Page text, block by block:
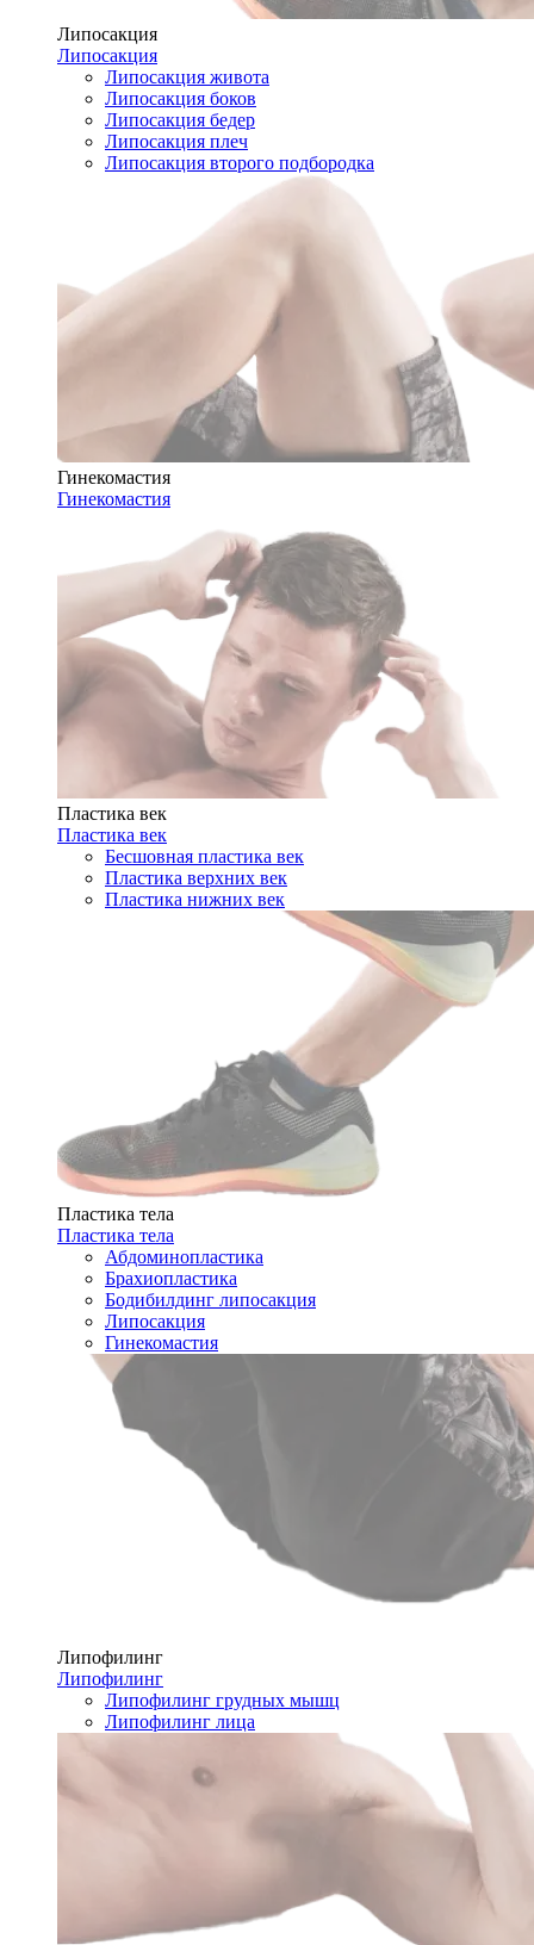
Липосакция
Липосакция
Липосакция живота
Липосакция боков
Липосакция бедер
Липосакция плеч
Липосакция второго подбородка
Гинекомастия
Гинекомастия
Пластика век
Пластика век
Бесшовная пластика век
Пластика верхних век
Пластика нижних век
Пластика тела
Пластика тела
Абдоминопластика
Брахиопластика
Бодибилдинг липосакция
Липосакция
Гинекомастия
Липофилинг
Липофилинг
Липофилинг грудных мышц
Липофилинг лица